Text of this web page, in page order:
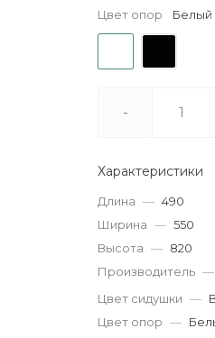
Цвет опор Белый
-
Характеристики
Длина — 490
Ширина — 550
Высота — 820
Производитель —
Цвет сидушки —
Цвет опор —